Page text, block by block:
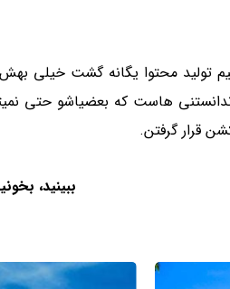
تولید محتوا یگانه گشت خیلی
هاست که بعضیاشو حتی
قرار گرفتن.
ببینید،